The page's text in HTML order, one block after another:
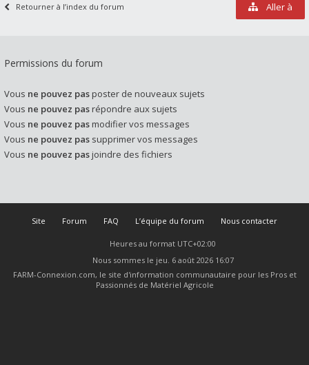
Retourner à l’index du forum Aller à
Permissions du forum
Vous ne pouvez pasposter de nouveaux sujets
Vous ne pouvez pasrépondre aux sujets
Vous ne pouvez pasmodifier vos messages
Vous ne pouvez pas supprimer vos messages
Vous ne pouvez pasjoindre des fichiers
Site Forum FAQ L’équipe du forum Nous contacter
Heures au format UTC+02:00
Nous sommes le jeu. 6 août 2026 16:07
FARM-Connexion.com, le site d'information communautaire pour les Pros et
Passionnés de Matériel Agricole